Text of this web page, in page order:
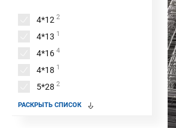
4*12 2
4*13 1
4*16 4
4*18 1
5*28 2
6*124
РАСКРЫТЬ СПИСОК